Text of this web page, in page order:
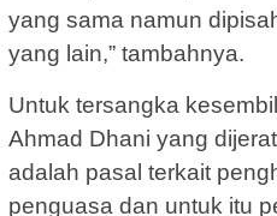
yang sama namun
yang lain,” tambahnya.
Untuk tersangka
Ahmad Dhani yang
adalah pasal terkait
penguasa dan untuk itu